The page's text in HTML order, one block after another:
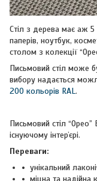
Стіл з дерева має аж 5
паперів, ноутбук,
столом з колекції
Письмовий стіл може
вибору надається
200 кольорів RAL.
Письмовий стіл
існуючому інтерʼєрі.
Переваги:
унікальний
міцна та надійна